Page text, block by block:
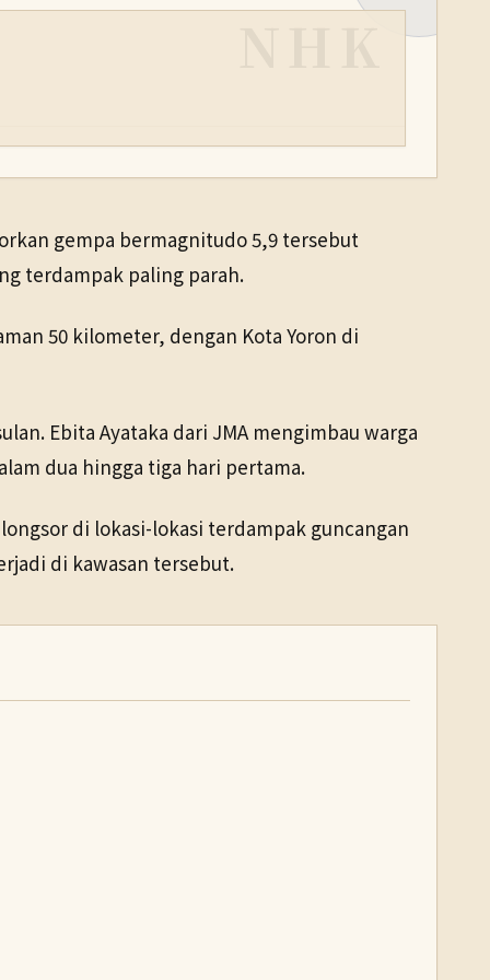
gempa bermagnitudo 5,9 tersebut
terdampak paling parah.
50 kilometer, dengan Kota Yoron di
Ebita Ayataka dari JMA mengimbau warga
dua hingga tiga hari pertama.
di lokasi-lokasi terdampak guncangan
di kawasan tersebut.